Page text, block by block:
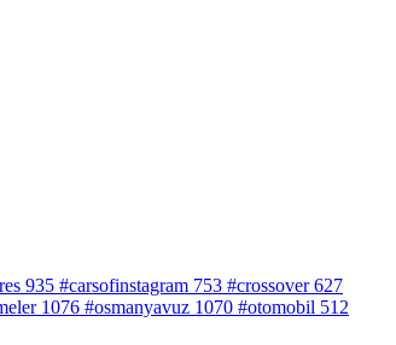
935 #carsofinstagram 753 #crossover 627
1076 #osmanyavuz 1070 #otomobil 512